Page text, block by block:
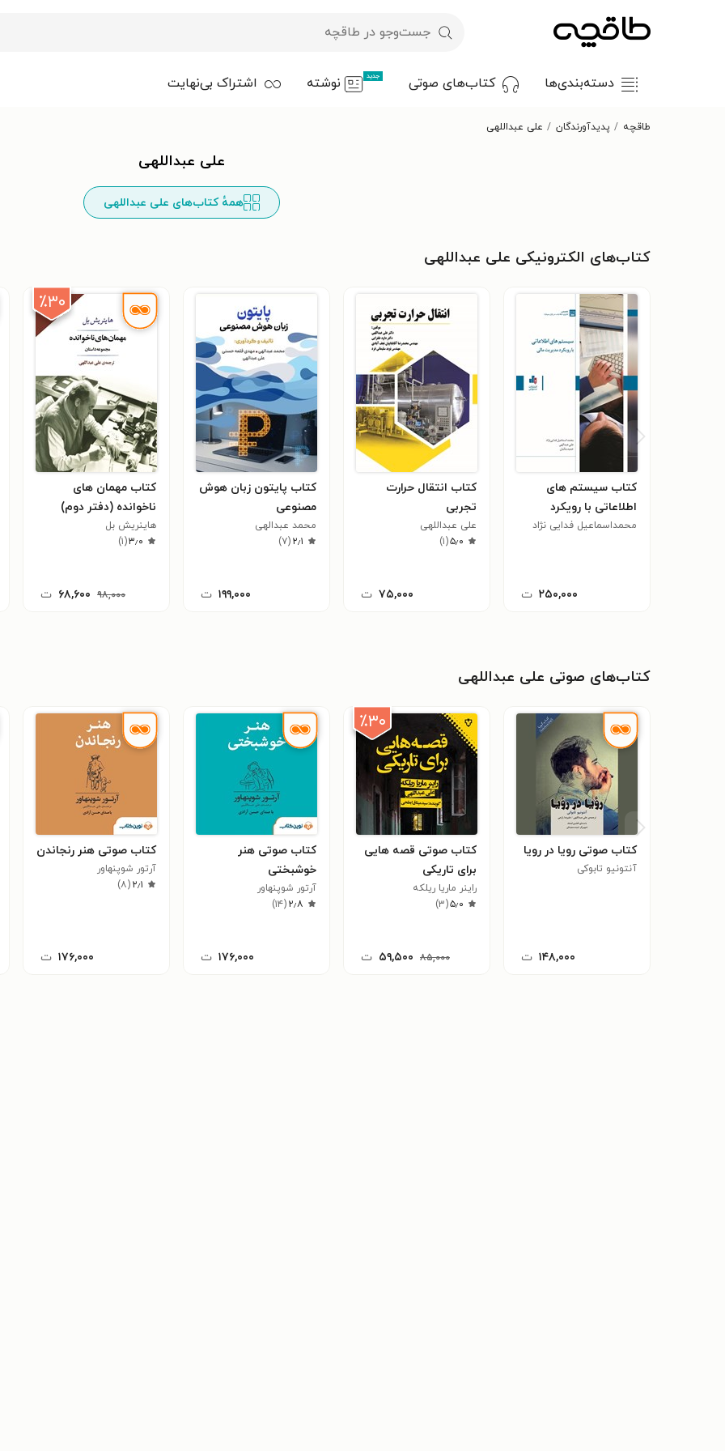
دسته‌بندی‌ها کتاب‌های صوتی جدید نوشته اشتراک بی‌نهایت
طاقچه پدیدآورندگان علی عبداللهی
علی عبداللهی
همهٔ کتاب‌های علی عبداللهی
کتاب‌های الکترونیکی علی عبداللهی
کتاب سیستم های
اطلاعاتی با رویکرد
مدیریت مالی
محمداسماعیل فدایی نژاد
۲۵۰,۰۰۰ ت
کتاب انتقال حرارت
تجربی
علی عبداللهی
۵٫۰(۱)
۷۵,۰۰۰ ت
کتاب پایتون زبان هوش
مصنوعی
محمد عبدالهی
۲٫۱(۷)
۱۹۹,۰۰۰ ت
٪۳۰
کتاب مهمان های
ناخوانده (دفتر دوم)
هاینریش بل
۳٫۰(۱)
۹۸,۰۰۰ ۶۸,۶۰۰ ت
کتاب‌های صوتی علی عبداللهی
کتاب صوتی رویا در رویا
آنتونیو تابوکی
۱۴۸,۰۰۰ ت
٪۳۰
کتاب صوتی قصه هایی
برای تاریکی
راینر ماریا ریلکه
۵٫۰(۳)
۸۵,۰۰۰ ۵۹,۵۰۰ ت
کتاب صوتی هنر
خوشبختی
آرتور شوپنهاور
۲٫۸(۱۴)
۱۷۶,۰۰۰ ت
کتاب صوتی هنر رنجاندن
آرتور شوپنهاور
۲٫۱(۸)
۱۷۶,۰۰۰ ت